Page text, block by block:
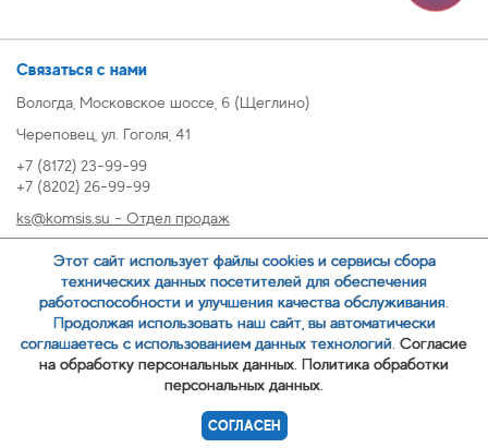
Связаться с нами
Вологда, Московское шоссе, 6 (Щеглино)
Череповец, ул. Гоголя, 41
+7 (8172) 23-99-99
+7 (8202) 26-99-99
ks@komsis.su - Отдел продаж
oz@komsis.su - Отдел закупок
ЗАКАЗАТЬ ЗВОНОК
Политика обработки персональных данных
Этот сайт использует файлы cookies и сервисы сбора
технических данных посетителей для обеспечения
работоспособности и улучшения качества обслуживания.
Продолжая использовать наш сайт, вы автоматически
соглашаетесь с использованием данных технологий. Согласие
на обработку персональных данных. Политика обработки
персональных данных.
СОГЛАСЕН